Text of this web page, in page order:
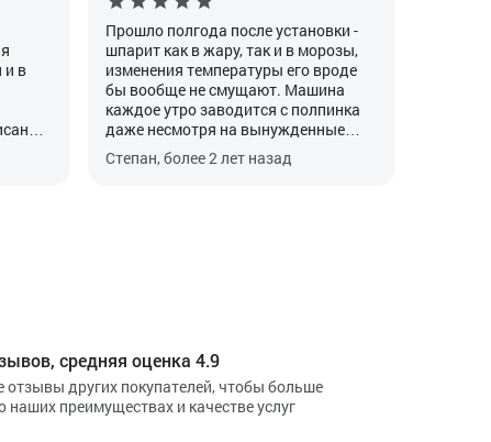
и в
Прошло полгода после установки -
шпарит как в жару, так и в морозы,
изменения температуры его вроде
бы вообще не смущают. Машина
каждое утро заводится с полпинка
даже несмотря на вынужденные
простои.
Степан, более 2 лет назад
средняя оценка 4.9
отзывы других покупателей, чтобы больше
наших преимуществах и качестве услуг